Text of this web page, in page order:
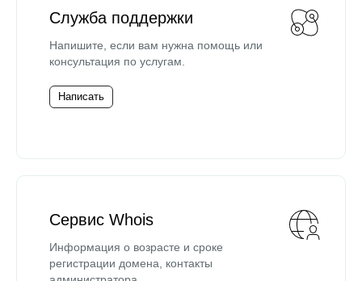
Служба поддержки
Напишите, если вам нужна помощь или
консультация по услугам.
Написать
Сервис Whois
Информация о возрасте и сроке
регистрации домена, контакты